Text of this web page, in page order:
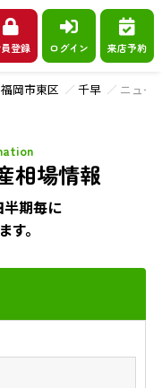
登録 ログイン 来店予約
福岡市東区 千早 ニュー
相場情報
期毎に
。